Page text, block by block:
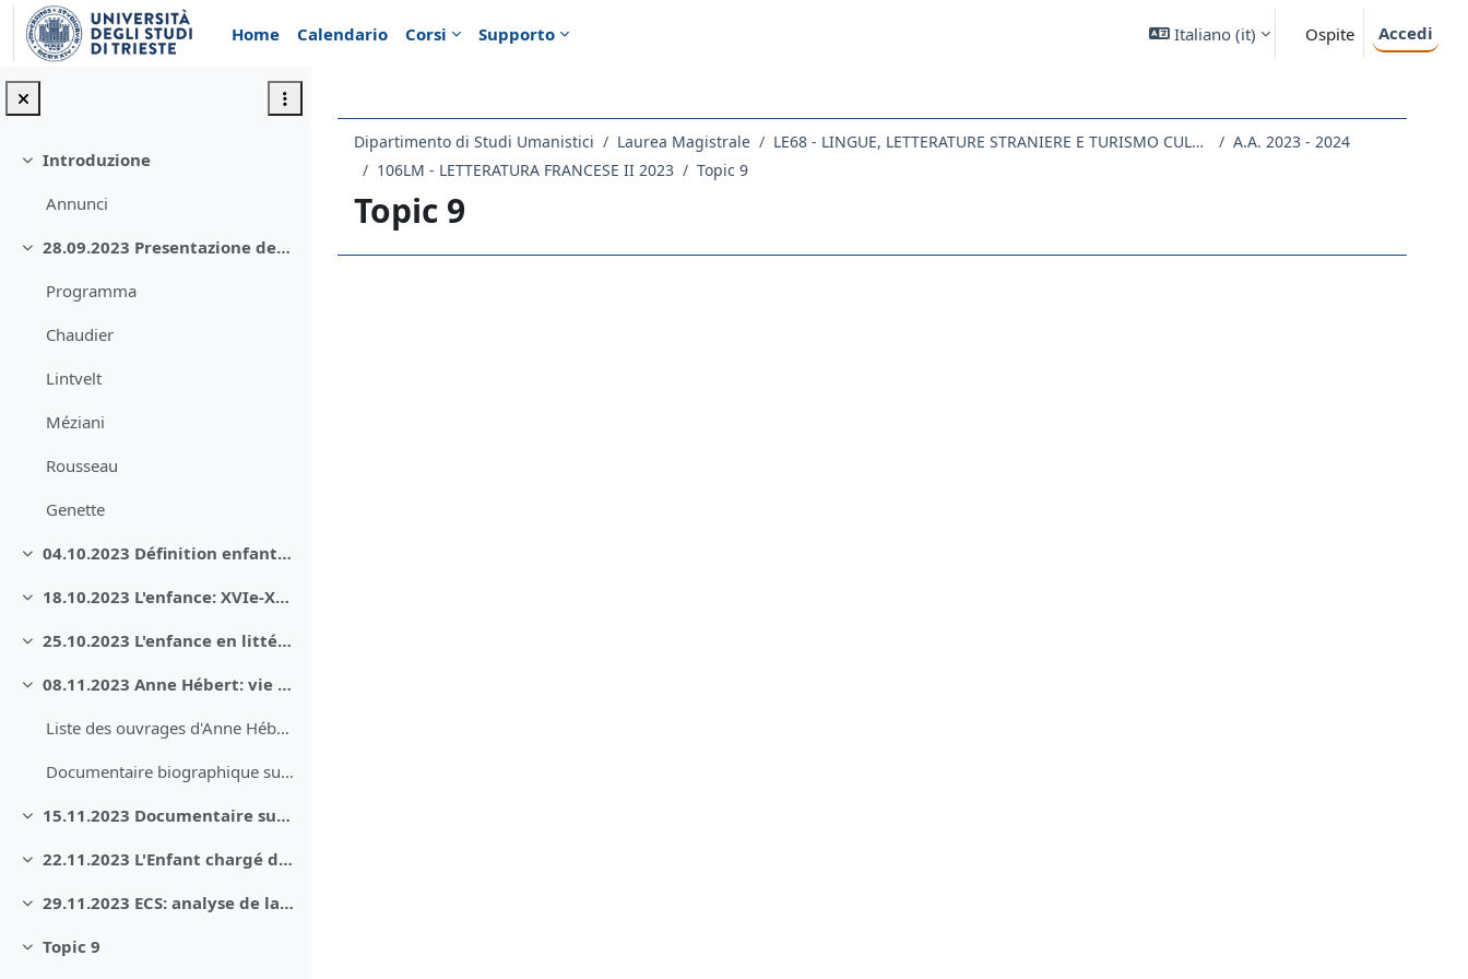
Vai al contenuto principale
Home
Calendario Corsi Supporto Italiano ‎(it)‎ Ospite Accedi
Minimizza
Introduzione
Annunci
Minimizza
28.09.2023 Presentazione del programma
Programma
Chaudier
Lintvelt
Méziani
Rousseau
Genette
Minimizza 04.10.2023 Définition enfant/enfance - Aperçu historique de l'enfance: de l'Antiquité au Moyen age
Minimizza 18.10.2023 L'enfance: XVIe-XVIIIe siècles
Minimizza 25.10.2023 L'enfance en littérature et sciences humaines: XIXe-XXe siècles
Minimizza
08.11.2023 Anne Hébert: vie et oeuvre
Liste des ouvrages d'Anne Hébert
Documentaire biographique sur Anne Hébert (Jacques Goudbout, 2000)
Minimizza 15.11.2023 Documentaire sur A. Hébert - Production romanesque
Minimizza 22.11.2023 L'Enfant chargé de songes: paratexte et incipit (Genette, les anachronies)
Minimizza 29.11.2023 ECS: analyse de la structure
Minimizza
Topic 9
Dipartimento di Studi Umanistici Laurea Magistrale LE68 - LINGUE, LETTERATURE STRANIERE E TURISMO CULTURALE
A.A. 2023 - 2024
106LM - LETTERATURA FRANCESE II 2023
Topic 9
Topic 9